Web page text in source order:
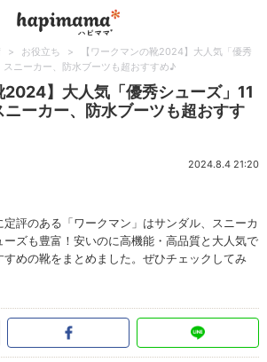
> お役立ち >
【ワークマンの靴2024】大人気「優秀
スニーカー、防水ブーツも超おすすめ♪
2024】大人気「優秀シューズ」11
ーカー、防水ブーツも超おすす
2024.8.4 21:20
評のある「ワークマン」はサンダル、スニーカ
ズも豊富！安いのに高機能・高品質と大人気で
めの靴をまとめました。ぜひチェックしてみ